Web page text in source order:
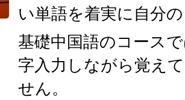
い単語を着実に自分
基礎中国語のコース
字入力しながら覚え
せん。